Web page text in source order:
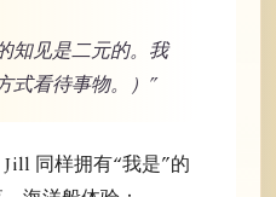
知见是二元的。我
式看待事物。）”
同样拥有“我是”的